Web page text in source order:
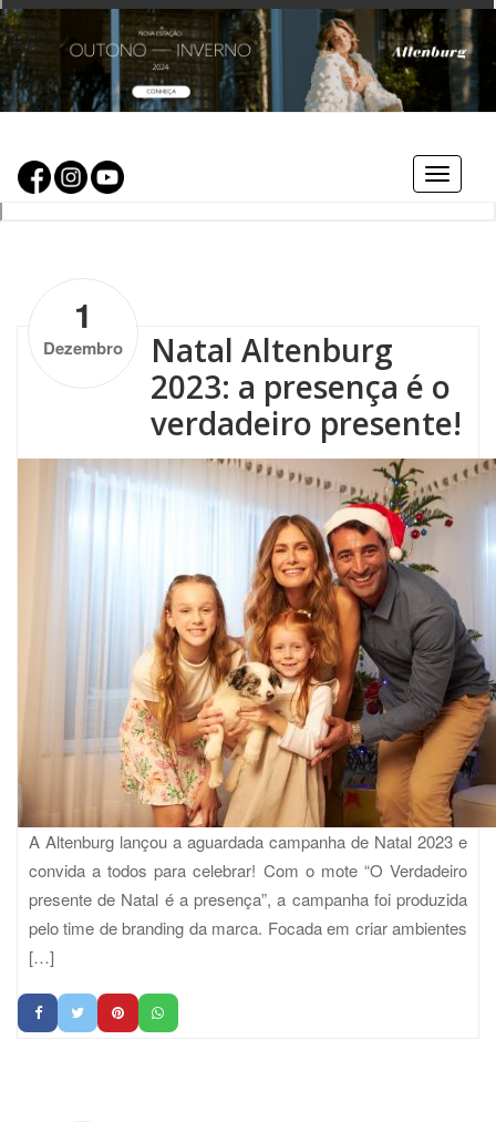
Toggle
1
Dezembro
Altenburg | No Comments
Natal Altenburg
2023: a presença é o
verdadeiro presente!
A Altenburg lançou a aguardada campanha de Natal 2023 e
convida a todos para celebrar! Com o mote “O Verdadeiro
presente de Natal é a presença”, a campanha foi produzida
pelo time de branding da marca. Focada em criar ambientes
[…]